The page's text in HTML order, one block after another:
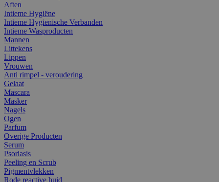
Aften
Intieme Hygiëne
Intieme Hygienische Verbanden
Intieme Wasproducten
Mannen
Littekens
Lippen
Vrouwen
Anti rimpel - veroudering
Gelaat
Mascara
Masker
Nagels
Ogen
Parfum
Overige Producten
Serum
Psoriasis
Peeling en Scrub
Pigmentvlekken
Rode reactive huid